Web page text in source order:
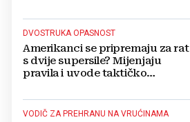
DVOSTRUKA OPASNOST
Amerikanci se pripremaju za rat
s dvije supersile? Mijenjaju
pravila i uvode taktičko
VODIČ ZA PREHRANU NA VRUĆINAMA